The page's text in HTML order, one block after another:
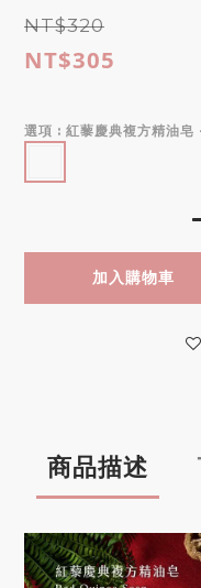
NT$320
NT$305
選項 : 紅藜慶典複方精油
加入購物車
商品描述